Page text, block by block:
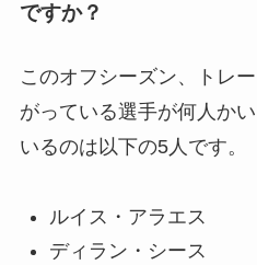
ですか？
このオフシーズン、トレ
がっている選手が何人か
いるのは以下の5人です。
ルイス・アラエス
ディラン・シース